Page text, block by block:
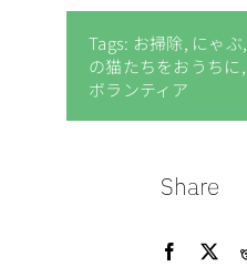
Tags: お掃除, にゃぶ,
の猫たちをおうちに,
ボランティア
Share